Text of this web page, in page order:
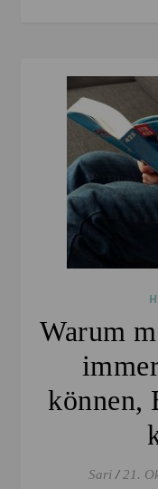
Warum
können,
Sari / 21.